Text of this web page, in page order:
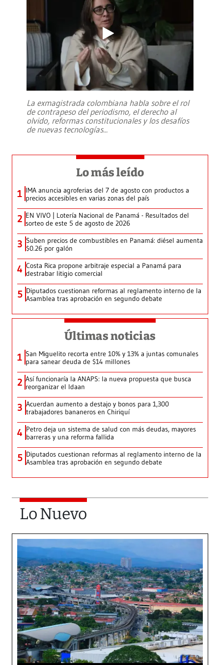
La exmagistrada colombiana habla sobre el rol
de contrapeso del periodismo, el derecho al
olvido, reformas constitucionales y los desafíos
de nuevas tecnologías...
Lo más leído
1 IMA anuncia agroferias del 7 de agosto con productos a
precios accesibles en varias zonas del país
2 EN VIVO | Lotería Nacional de Panamá - Resultados del
sorteo de este 5 de agosto de 2026
3 Suben precios de combustibles en Panamá: diésel aumenta
$0.26 por galón
4 Costa Rica propone arbitraje especial a Panamá para
destrabar litigio comercial
5 Diputados cuestionan reformas al reglamento interno de la
Asamblea tras aprobación en segundo debate
Últimas noticias
1 San Miguelito recorta entre 10% y 13% a juntas comunales
para sanear deuda de $14 millones
2 Así funcionaría la ANAPS: la nueva propuesta que busca
reorganizar el Idaan
3 Acuerdan aumento a destajo y bonos para 1,300
trabajadores bananeros en Chiriquí
4 Petro deja un sistema de salud con más deudas, mayores
barreras y una reforma fallida
5 Diputados cuestionan reformas al reglamento interno de la
Asamblea tras aprobación en segundo debate
Lo Nuevo